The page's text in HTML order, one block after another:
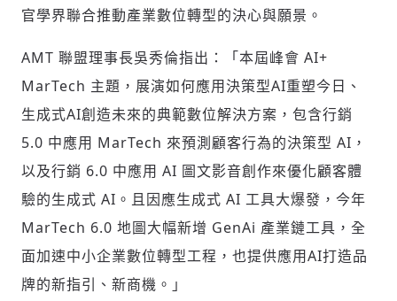
官學界聯合推動產業數位轉型的決心與願景。
AMT 聯盟理事長吳秀倫指出：「本屆峰會 AI+
MarTech 主題，展演如何應用決策型AI重塑今日、
生成式AI創造未來的典範數位解決方案，包含行銷
5.0 中應用 MarTech 來預測顧客行為的決策型 AI，
以及行銷 6.0 中應用 AI 圖文影音創作來優化顧客體
驗的生成式 AI。且因應生成式 AI 工具大爆發，今年
MarTech 6.0 地圖大幅新增 GenAi 產業鏈工具，全
面加速中小企業數位轉型工程，也提供應用AI打造品
牌的新指引、新商機。」